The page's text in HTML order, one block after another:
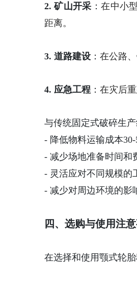
2. 矿山开采 ：在中小
距离。
3. 道路建设 ： 在公路
4. 应急工程 ： 在灾后
与传统固定式破碎生
- 降低物料运输成本30-
- 减少场地准备时间和
- 灵活应对不同规模的
- 减少对周边环境的影
四、选购与使用注
在选择和使用颚式轮